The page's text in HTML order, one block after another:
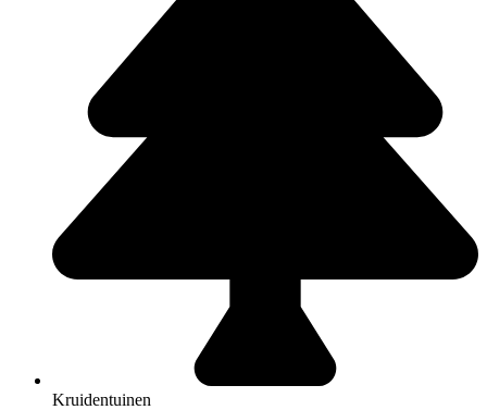
Kruidentuinen